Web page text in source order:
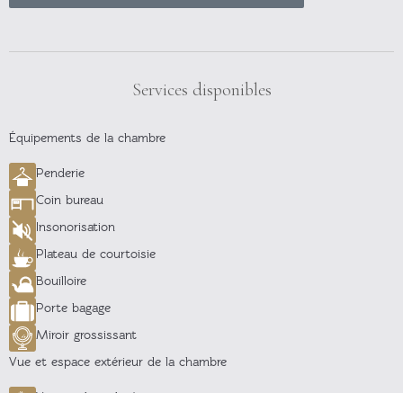
Services disponibles
Équipements de la chambre
Penderie
Coin bureau
Insonorisation
Plateau de courtoisie
Bouilloire
Porte bagage
Miroir grossissant
Vue et espace extérieur de la chambre